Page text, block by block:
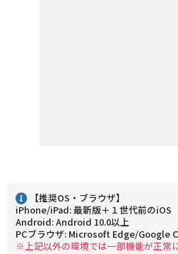
【推奨OS・ブラウザ】
iPhone/iPad: 最新版＋１世代前のiOS
Android: Android 10.0以上
PCブラウザ: Microsoft Edge/Google
※上記以外の環境では一部機能が正常